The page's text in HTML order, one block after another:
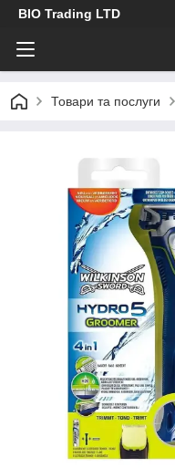
BIO Trading LTD
Товари та послуги